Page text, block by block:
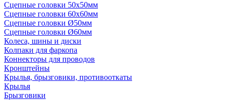
Сцепные головки 50x50мм
Сцепные головки 60x60мм
Сцепные головки Ø50мм
Сцепные головки Ø60мм
Колеса, шины и диски
Колпаки для фаркопа
Коннекторы для проводов
Кронштейны
Крылья, брызговики, противооткаты
Крылья
Брызговики